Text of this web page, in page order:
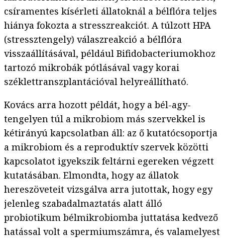
csíramentes kísérleti állatoknál a bélflóra teljes
hiánya fokozta a stresszreakciót. A túlzott HPA
(stressztengely) válaszreakció a bélflóra
visszaállításával, például Bifidobacteriumokhoz
tartozó mikrobák pótlásával vagy korai
széklettranszplantációval helyreállítható.
Kovács arra hozott példát, hogy a bél-agy-
tengelyen túl a mikrobiom más szervekkel is
kétirányú kapcsolatban áll: az ő kutatócsoportja
a mikrobiom és a reproduktív szervek közötti
kapcsolatot igyekszik feltárni egereken végzett
kutatásában. Elmondta, hogy az állatok
hereszöveteit vizsgálva arra jutottak, hogy egy
jelenleg szabadalmaztatás alatt álló
probiotikum bélmikrobiomba juttatása kedvező
hatással volt a spermiumszámra, és valamelyest